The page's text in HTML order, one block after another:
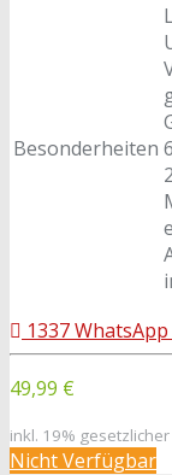
Besonderheiten
1337WhatsApp
49,99 €
inkl. 19% gesetzlicher
Nicht Verfügbar